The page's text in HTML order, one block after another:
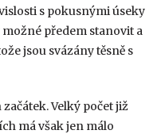
s pokusnými úseky
předem stanovit a
jsou svázány těsně s
Velký počet již
má však jen málo